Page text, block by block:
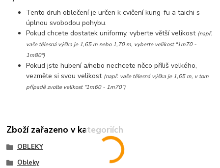
Tento druh oblečení je určen k cvičení kung-fu a taichi s
úplnou svobodou pohybu.
Pokud chcete dostatek uniformy, vyberte větší velikost (např.
vaše tělesná výška je 1,65 m nebo 1,70 m, vyberte velikost "1m70 -
1m80")
Pokud jste hubení a/nebo nechcete něco příliš velkého,
vezměte si svou velikost (např. vaše tělesná výška je 1,65 m, v tom
případě zvolte velikost "1m60 - 1m70")
Zboží zařazeno v kategoriích
OBLEKY
Obleky